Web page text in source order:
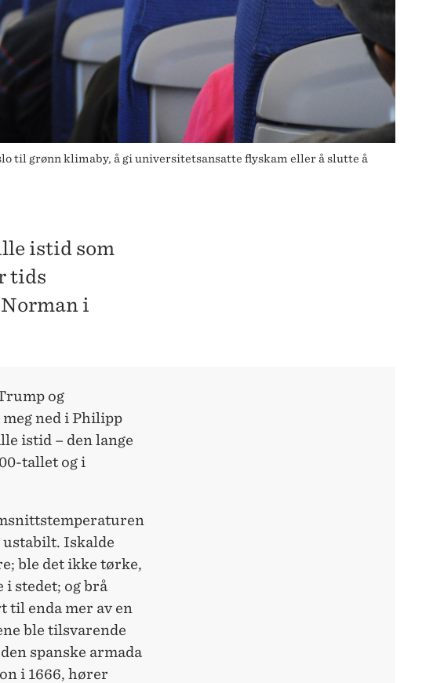
til grønn klimaby, å gi universitetsansatte flyskam eller å slutte å
istid som
tids
i
og
ned i Philipp
istid – den lange
tallet og i
ustabilt. Iskalde
ble det ikke tørke,
stedet; og brå
enda mer av en
ble tilsvarende
spanske armada
i 1666, hører